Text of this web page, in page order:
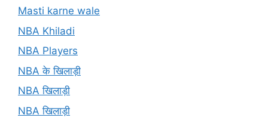
Masti karne wale
NBA Khiladi
NBA Players
NBA के खिलाड़ी
NBA खिलाड़ी
NBA खिलाड़ी